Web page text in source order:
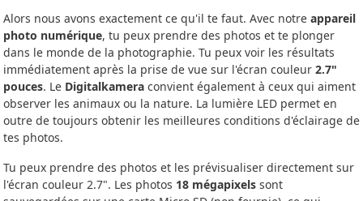
Alors nous avons exactement ce qu'il te faut. Avec notre appareil
photo numérique, tu peux prendre des photos et te plonger
dans le monde de la photographie. Tu peux voir les résultats
immédiatement après la prise de vue sur l'écran couleur 2.7"
pouces. Le Digitalkamera convient également à ceux qui aiment
observer les animaux ou la nature. La lumière LED permet en
outre de toujours obtenir les meilleures conditions d'éclairage de
tes photos.
Tu peux prendre des photos et les prévisualiser directement sur
l'écran couleur 2.7". Les photos 18 mégapixels sont